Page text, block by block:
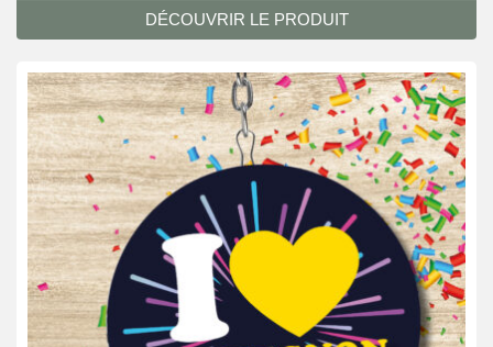
DÉCOUVRIR LE PRODUIT